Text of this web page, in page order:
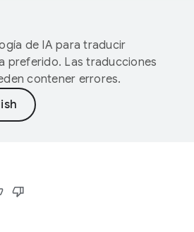
de IA para traducir
preferido. Las traducciones
contener errores.